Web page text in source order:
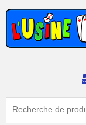
contenu